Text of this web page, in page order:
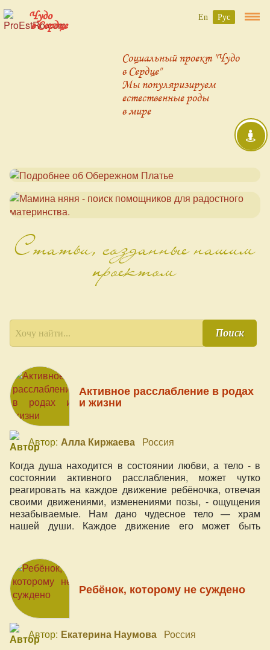
Чудо
в Сердце
Социальный проект "Чудо
в Сердце"
Мы популяризируем
естественные роды
в мире
Статьи, созданные нашим
проектом
Поиск
Активное расслабление в родах
и жизни
Автор: Алла Киржаева Россия
Когда душа находится в состоянии любви, а тело - в
состоянии активного расслабления, может чутко
реагировать на каждое движение ребёночка, отвечая
своими движениями, изменениями позы, - ощущения
незабываемые. Нам дано чудесное тело — храм
нашей души. Каждое движение его может быть
Ребёнок, которому не суждено
Автор: Екатерина Наумова Россия
En Рус